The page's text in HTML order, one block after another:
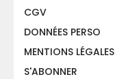
CGV
DONNÉES PERSO
MENTIONS LÉGALES
S'ABONNER